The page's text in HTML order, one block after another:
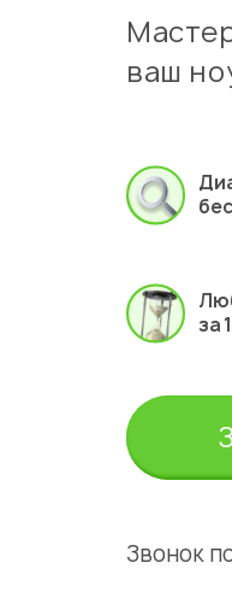
ваш
за
Звонок